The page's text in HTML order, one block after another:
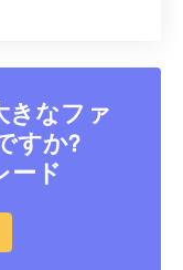
きなファ
すか?
ード